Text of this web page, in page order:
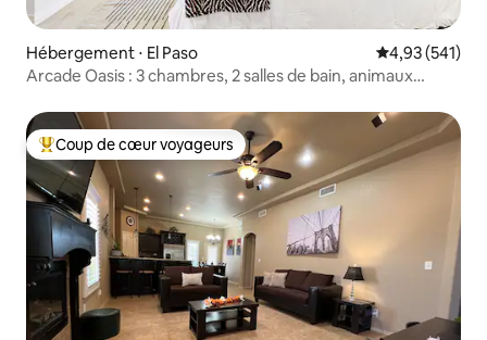
Hébergement ⋅ El Paso Évaluation
4,93 (541)
Arcade Oasis : 3 chambres, 2 salles de bain, animaux
Coups de cœur voyageurs les plus appréciés
Coup de cœur voyageurs